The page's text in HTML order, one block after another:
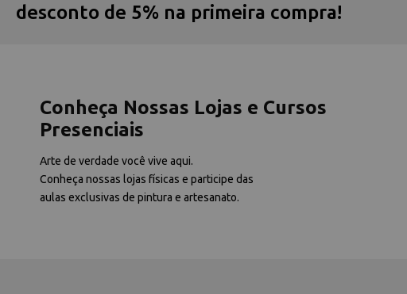
desconto de 5% na primeira compra!
Conheça Nossas Lojas e Cursos
Presenciais
Arte de verdade você vive aqui.
Conheça nossas lojas físicas e participe das
aulas exclusivas de pintura e artesanato.